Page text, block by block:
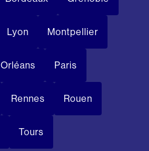
Lyon Montpellier
Orléans Paris
Rennes Rouen
Tours